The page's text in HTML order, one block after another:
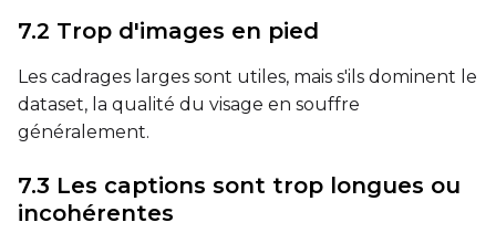
LoRA Scale
Prompt
7.2 Trop d'images en pied
Les cadrages larges sont utiles, mais s'ils dominent le
dataset, la qualité du visage en souffre
généralement.
7.3 Les captions sont trop longues ou
incohérentes